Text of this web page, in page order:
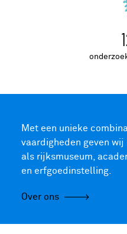
Met een unieke
vaardigheden geven
als rijksmuseum,
en erfgoedinstelling.
Over ons